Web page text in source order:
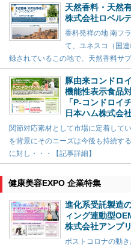
天然香料・天然
株式会社ロベル
香料発祥の地 南フ
て、ユネスコ（国
録されているこの地で、天然香料サ
豚由来コンドロ
機能性表示食品
「P-コンドロイ
日本ハム株式会
関節対応素材として市場に定着して
を背景にそのニーズは今後も持続す
に対し・・・【記事詳細】
健康美容EXPO 企業特集
進化系受託製造
ィング連動型
株式会社アンプ
ポストコロナの動